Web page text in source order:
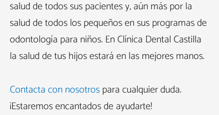
salud de todos sus pacientes y, aún más por la
salud de todos los pequeños en sus programas de
odontología para niños. En Clínica Dental Castilla
la salud de tus hijos estará en las mejores manos.
Contacta con nosotrospara cualquier duda.
¡Estaremos encantados de ayudarte!